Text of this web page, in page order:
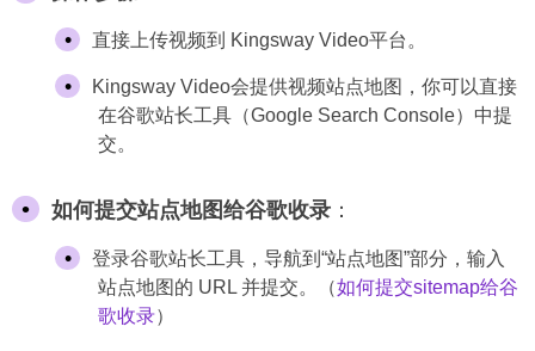
直接上传视频到 Kingsway Video平台。
Kingsway Video会提供视频站点地图，你可以直接
在谷歌站长工具（Google Search Console）中提
交。
如何提交站点地图给谷歌收录 ：
登录谷歌站长工具，导航到“站点地图”部分，输入
站点地图的 URL 并提交。（如何提交sitemap给谷
歌收录）